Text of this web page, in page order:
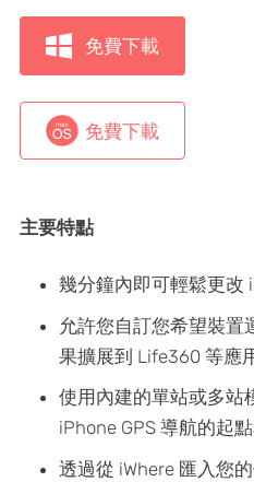
免費下載
免費下載
主要特點
幾分鐘內即可輕鬆更改
允許您自訂您希望裝置
果擴展到 Life360 等應
使用內建的單站或多站
iPhone GPS 導航的起點
透過從 iWhere 匯入您